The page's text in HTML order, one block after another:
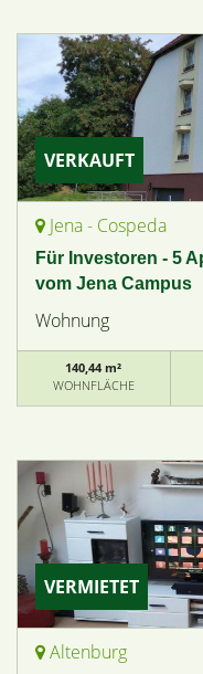
VERKAUFT
Jena - Cospeda
Für Investoren - 5
vom Jena Campus
Wohnung
140,44 m²
WOHNFLÄCHE
VERMIETET
Altenburg